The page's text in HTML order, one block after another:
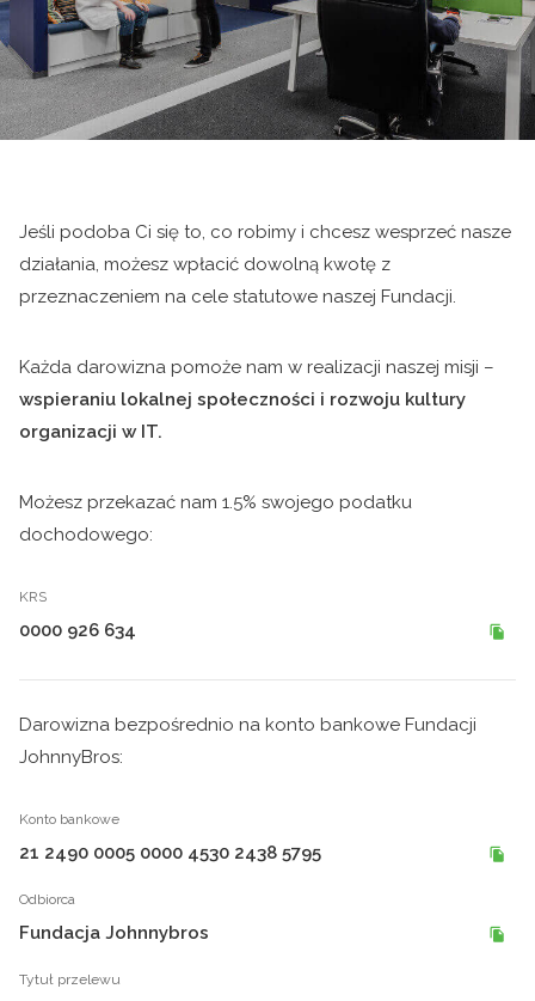
Jeśli podoba Ci się to, co robimy i chcesz wesprzeć nasze
działania, możesz wpłacić dowolną kwotę z
przeznaczeniem na cele statutowe naszej Fundacji.
Każda darowizna pomoże nam w realizacji naszej misji –
wspieraniu lokalnej społeczności i rozwoju kultury
organizacji w IT.
Możesz przekazać nam 1.5% swojego podatku
dochodowego:
KRS
0000 926 634
Darowizna bezpośrednio na konto bankowe Fundacji
JohnnyBros:
Konto bankowe
21 2490 0005 0000 4530 2438 5795
Odbiorca
Fundacja Johnnybros
Tytuł przelewu